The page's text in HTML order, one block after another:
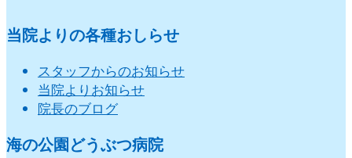
当院よりの各種おしらせ
スタッフからのお知らせ
当院よりお知らせ
院長のブログ
海の公園どうぶつ病院